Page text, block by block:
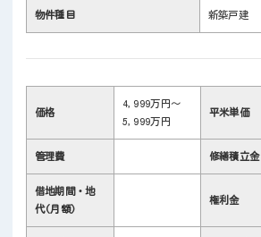
物件種目 新築戸建
価格
4,999万円～
5,999万円
平米単価
管理費 修繕積立金
借地期間・地
代(月額)
権利金